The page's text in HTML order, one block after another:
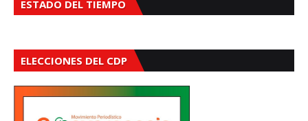
ESTADO DEL TIEMPO
ELECCIONES DEL CDP